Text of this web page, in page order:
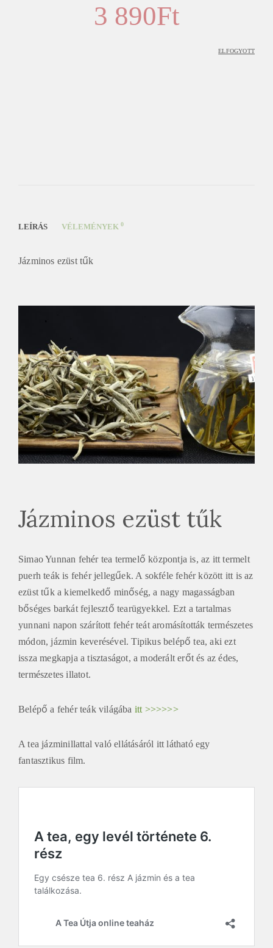
3 890Ft
ELFOGYOTT
LEÍRÁS VÉLEMÉNYEK 0
Jázminos ezüst tűk
Jázminos ezüst tűk
Simao Yunnan fehér tea termelő központja is, az itt termelt
puerh teák is fehér jellegűek. A sokféle fehér között itt is az
ezüst tűk a kiemelkedő minőség, a nagy magasságban
bőséges barkát fejlesztő tearügyekkel. Ezt a tartalmas
yunnani napon szárított fehér teát aromásították természetes
módon, jázmin keverésével. Tipikus belépő tea, aki ezt
issza megkapja a tisztaságot, a moderált erőt és az édes,
természetes illatot.
Belépő a fehér teák világába itt >>>>>>
A tea jázminillattal való ellátásáról itt látható egy
fantasztikus film.